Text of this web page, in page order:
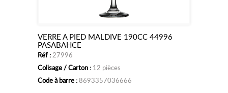
Ajouter
panier
VERRE A PIED MALDIVE 190CC 44996
PASABAHCE
Réf : 27996
Colisage / Carton : 12 pièces
Code à barre :8693357036666